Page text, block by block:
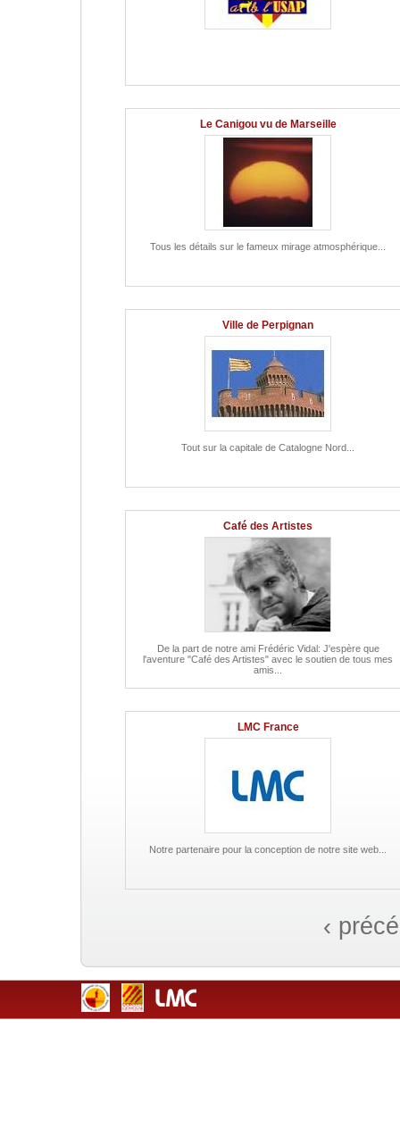
Le Canigou vu de Marseille
Tous les détails sur le fameux mirage atmosphérique...
Ville de Perpignan
Tout sur la capitale de Catalogne Nord...
Café des Artistes
De la part de notre ami Frédéric Vidal: J'espère que
l'aventure "Café des Artistes" avec le soutien de tous mes
amis...
LMC France
Notre partenaire pour la conception de notre site web...
‹